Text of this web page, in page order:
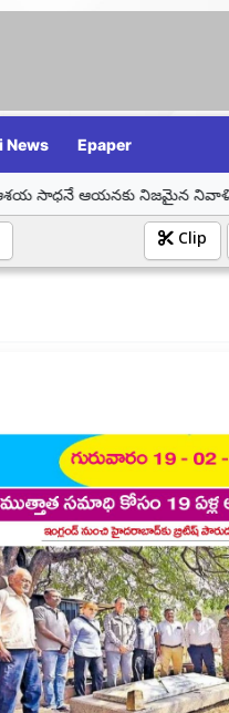
News Epaper
నిజమైన నివాళి – మున్సిపల్ చైర్
Clip